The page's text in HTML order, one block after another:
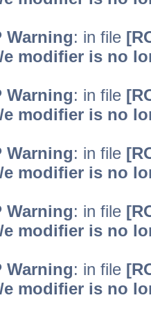
Warning: in file
e modifier is no
Warning: in file
e modifier is no
Warning: in file
e modifier is no
Warning: in file
e modifier is no
Warning: in file
e modifier is no